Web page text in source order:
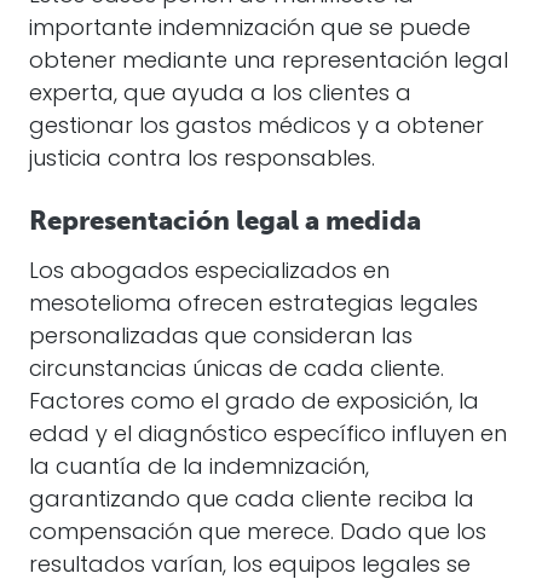
importante indemnización que se puede
obtener mediante una representación legal
experta, que ayuda a los clientes a
gestionar los gastos médicos y a obtener
justicia contra los responsables.
Representación legal a medida
Los abogados especializados en
mesotelioma ofrecen estrategias legales
personalizadas que consideran las
circunstancias únicas de cada cliente.
Factores como el grado de exposición, la
edad y el diagnóstico específico influyen en
la cuantía de la indemnización,
garantizando que cada cliente reciba la
compensación que merece. Dado que los
resultados varían, los equipos legales se